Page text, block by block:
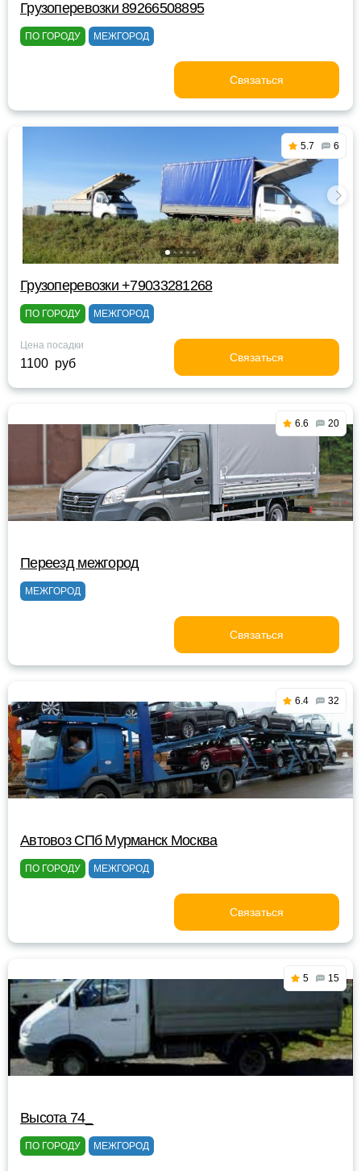
Грузоперевозки 89266508895
ПО ГОРОДУ МЕЖГОРОД
Связаться
5.7 6
Грузоперевозки +79033281268
ПО ГОРОДУ МЕЖГОРОД
Цена посадки
1100 руб Связаться
6.6 20
Переезд межгород
МЕЖГОРОД
Связаться
6.4 32
Автовоз СПб Мурманск Москва
ПО ГОРОДУ МЕЖГОРОД
Связаться
5 15
Высота 74_
ПО ГОРОДУ МЕЖГОРОД